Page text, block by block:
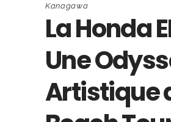
Kanagawa
La Honda
Une
Artistique